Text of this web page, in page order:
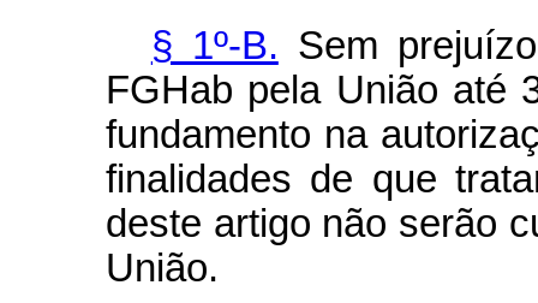
§ 1º-B. Sem
FGHab pela União até
fundamento na
finalidades de que
deste artigo não serão
União.